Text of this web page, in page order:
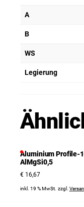
A
B
WS
Legierung
Aluminium Profile-
AlMgSi0,5
€16,67
inkl. 19 % MwSt. zzgl.